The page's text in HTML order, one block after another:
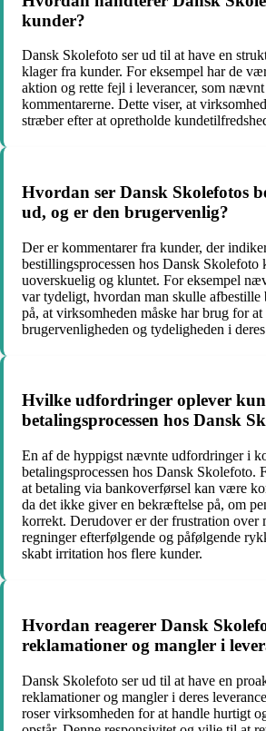
kunder?
Dansk Skolefoto ser ud til at have en
klager fra kunder. For eksempel har de
aktion og rette fejl i leverancer, som
kommentarerne. Dette viser, at
stræber efter at opretholde
Hvordan ser Dansk Skolefotos
ud, og er den brugervenlig?
Der er kommentarer fra kunder, der
bestillingsprocessen hos Dansk
uoverskuelig og kluntet. For eksempel
var tydeligt, hvordan man skulle afbestille
på, at virksomheden måske har brug for
brugervenligheden og tydeligheden i
Hvilke udfordringer oplever
betalingsprocessen hos Dansk
En af de hyppigst nævnte udfordringer i
betalingsprocessen hos Dansk Skolefoto.
at betaling via bankoverførsel kan være
da det ikke giver en bekræftelse på, om
korrekt. Derudover er der frustration over
regninger efterfølgende og påfølgende
skabt irritation hos flere kunder.
Hvordan reagerer Dansk
reklamationer og mangler i
Dansk Skolefoto ser ud til at have en
reklamationer og mangler i deres
roser virksomheden for at handle hurtigt